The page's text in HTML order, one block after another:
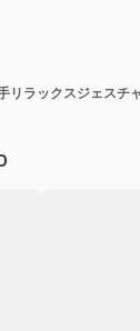
リラックスジェスチ